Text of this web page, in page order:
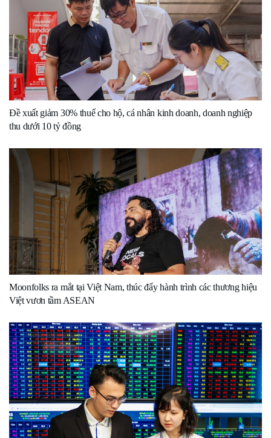
Đề xuất giảm 30% thuế cho hộ, cá nhân kinh doanh, doanh nghiệp
thu dưới 10 tỷ đồng
Moonfolks ra mắt tại Việt Nam, thúc đẩy hành trình các thương hiệu
Việt vươn tầm ASEAN